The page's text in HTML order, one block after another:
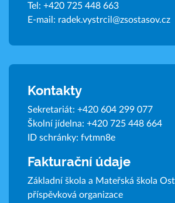
Tel: +420 725 448 663
E-mail: radek.vystrcil@zsostasov.cz
Kontakty
Sekretariát: +420 604 299 077
Školní jídelna: +420 725 448 664
ID schránky: fvtmn8e
Fakturační údaje
Základní škola a Mateřská škola
příspěvková organizace